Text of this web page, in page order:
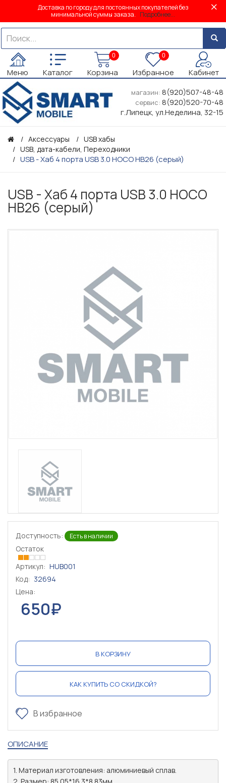
Доставка по городу для постоянных покупателей без
минимальной суммы заказа. Подробнее...
Меню Каталог
0
Корзина
0
Избранное Кабинет
магазин: 8(920)507-48-48
сервис: 8(920)520-70-48
г.Липецк, ул.Неделина, 32-15
Аксессуары
USB хабы
USB, дата-кабели, Переходники
USB - Хаб 4 порта USB 3.0 HOCO HB26 (серый)
USB - Хаб 4 порта USB 3.0 HOCO
HB26 (серый)
Доступность: Есть в наличии
Остаток
Артикул: HUB001
Код: 32694
Цена:
650₽
В КОРЗИНУ
КАК КУПИТЬ СО СКИДКОЙ?
В избранное
ОПИСАНИЕ
1. Материал изготовления: алюминиевый сплав.